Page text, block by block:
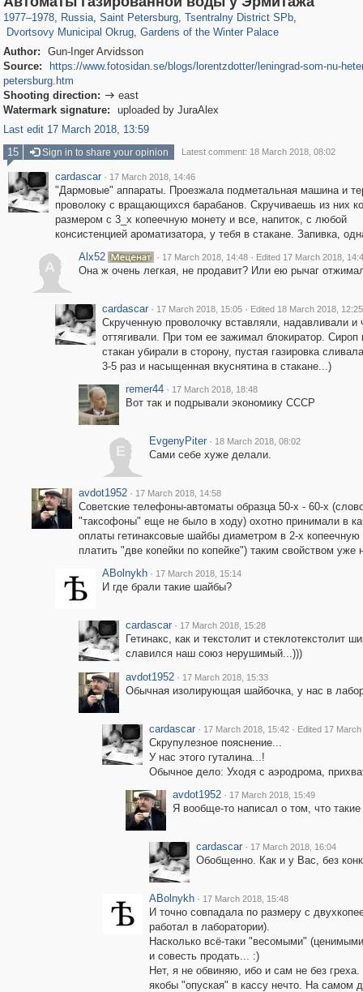
1977–1978, Russia, Saint Petersburg, Tsentralny District SPb,
Dvortsovy Municipal Okrug
22,587 1,098
, Gardens of the Winter Palace
234 9
Author:
Gun-Inger Arvidsson
Source:
https://www.fotosidan.se/blogs/lorentzdotter/leningrad-som-nu-
petersburg.htm
Shooting direction:  east
Watermark signature:
uploaded by JuraAlex
Last edit 17 March 2018, 13:59
15
Sign in to share your opinion Latest comment: 18 March 2018, 08:02
cardascar · 17 March 2018, 14:46
"Дармовые" аппараты. Проезжала подметальная машина и
проволоку с вращающихся барабанов. Скручиваешь из них
размером с 3_х копеечную монету и все, напиток, с любой
консистенцией ароматизатора, у тебя в стакане. Запивка,
A
Alx52 · 17 March 2018, 14:48 · Edited 17 March 2018,
Она ж очень легкая, не продавит? Или ею рычаг
cardascar · 17 March 2018, 15:05 · Edited 18 March 2018, 12:25
Скрученную проволочку вставляли, надавливали и
оттягивали. При том ее зажимал блокиратор. Сироп
стакан убирали в сторону, пустая газировка
3-5 раз и насыщенная вкуснятина в стакане...)
remer44 · 17 March 2018, 18:48
Вот так и подрывали экономику СССР
E
EvgenyPiter · 18 March 2018, 08:02
Сами себе хуже делали.
avdot1952 · 17 March 2018, 14:58
Советские телефоны-автоматы образца 50-х - 60-х
"таксофоны" еще не было в ходу) охотно принимали в
оплаты гетинаксовые шайбы диаметром в 2-х
платить "две копейки по копейке") таким свойством уже
ABolnykh · 17 March 2018, 15:14
И где брали такие шайбы?
cardascar · 17 March 2018, 15:28
Гетинакс, как и текстолит и стеклотекстолит
славился наш союз нерушимый...)))
avdot1952 · 17 March 2018, 15:33
Обычная изолирующая шайбочка, у нас в
cardascar · 17 March 2018, 15:42 · Edited 17
Скрупулезное пояснение...
У нас этого гуталина...!
Обычное дело: Уходя с аэродрома,
avdot1952 · 17 March 2018, 15:49
Я вообще-то написал о том, что
cardascar · 17 March 2018, 16:04
Обобщенно. Как и у Вас, без
ABolnykh · 17 March 2018, 15:48
И точно совпадала по размеру с
работал в лаборатории).
Насколько всё-таки "весомыми"
и совесть продать... :)
Нет, я не обвиняю, ибо и сам не без
якобы "опуская" в кассу нечто. На самом